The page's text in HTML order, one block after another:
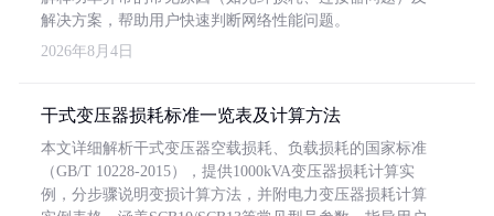
解决方案，帮助用户快速判断网络性能问题。
2026年8月4日
干式变压器损耗标准一览表及计算方法
本文详细解析干式变压器空载损耗、负载损耗的国家标准
（GB/T 10228-2015），提供1000kVA变压器损耗计算实
例，分步骤说明变损计算方法，并附电力变压器损耗计算